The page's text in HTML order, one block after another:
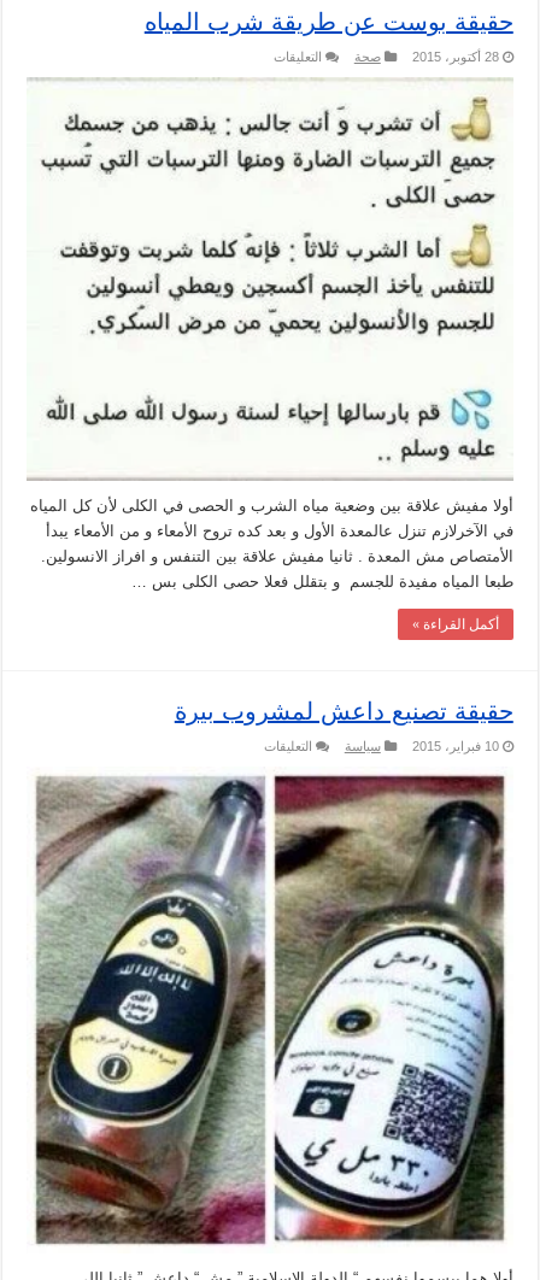
حقيقة بوست عن طريقة شرب المياه
28 أكتوبر، 2015 صحة التعليقات
بوست
طريقة
شرب
مغلقة
أولا مفيش علاقة بين وضعية مياه الشرب و الحصى في الكلى لأن كل المياه
في الآخرلازم تنزل عالمعدة الأول و بعد كده تروح الأمعاء و من الأمعاء يبدأ
الأمتصاص مش المعدة . ثانيا مفيش علاقة بين التنفس و افراز الانسولين.
طبعا المياه مفيدة للجسم و بتقلل فعلا حصى الكلى بس …
أكمل القراءة »
حقيقة تصنيع داعش لمشروب بيرة
10 فبراير، 2015 سياسة التعليقات
تصنيع
داعش
لمشروب
بيرة
مغلقة